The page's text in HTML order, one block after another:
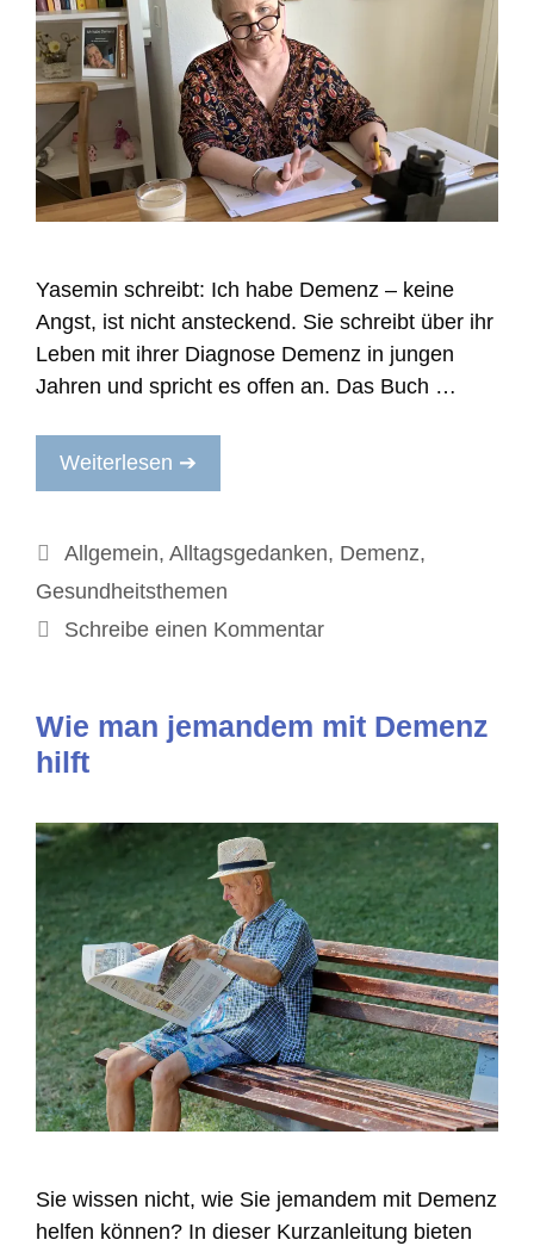
Yasemin schreibt: Ich habe Demenz – keine
Angst, ist nicht ansteckend. Sie schreibt über ihr
Leben mit ihrer Diagnose Demenz in jungen
Jahren und spricht es offen an. Das Buch …
Weiterlesen ➔
Kategorien
Allgemein, Alltagsgedanken, Demenz,
Gesundheitsthemen
Schreibe einen Kommentar
Wie man jemandem mit Demenz
hilft
Sie wissen nicht, wie Sie jemandem mit Demenz
helfen können? In dieser Kurzanleitung bieten